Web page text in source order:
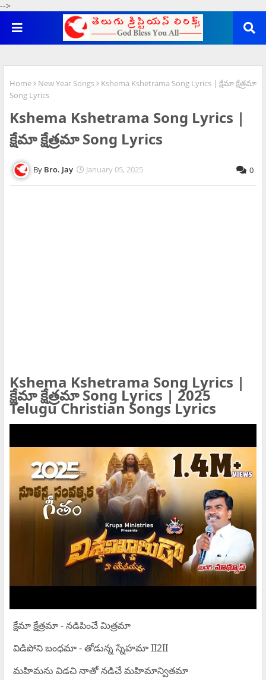
-->
Home New Year Songs
Kshema Kshetrama Song Lyrics | క్షేమా క్షేత్రమా
Song Lyrics
Kshema Kshetrama Song Lyrics |
క్షేమా క్షేత్రమా Song Lyrics
Bro. Jay January 05, 2025 0
Kshema Kshetrama Song Lyrics |
క్షేమా క్షేత్రమా Song Lyrics | 2025
Telugu Christian Songs Lyrics
క్షేమా క్షేత్రమా - నడిపించే మిత్రమా
విడిపోని బంధమా - తోడున్న స్నేహమా II2II
మహిమను విడచి నాతో నడిచే మహిమాన్వితమా